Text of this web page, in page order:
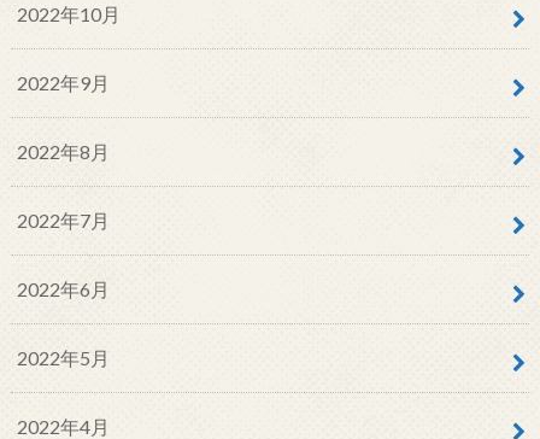
2022年10月
2022年9月
2022年8月
2022年7月
2022年6月
2022年5月
2022年4月